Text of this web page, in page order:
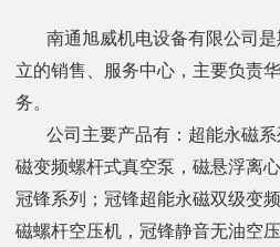
南通旭威机电设备有限公司是
立的销售、服务中心，主要负责
务。
公司主要产品有：超能永磁系
磁变频螺杆式真空泵，磁悬浮离
冠锋系列；冠锋超能永磁双级变
磁螺杆空压机，冠锋静音无油空